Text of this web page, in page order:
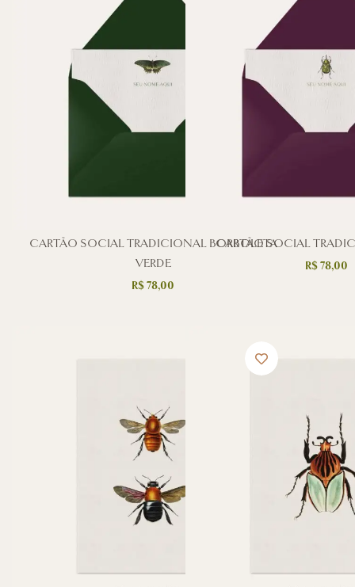
CARTÃO SOCIAL TRADICIONAL BORBOLETA
VERDE
R$78,00
CARTÃO SOCIAL
R$78,00